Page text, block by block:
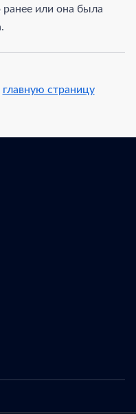
или она была
главную страницу